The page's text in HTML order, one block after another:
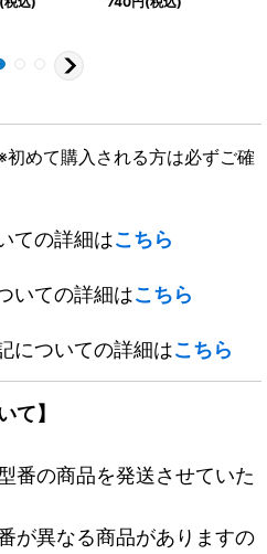
初めて購入される方は必ずご確
ての詳細はこちら
いての詳細はこちら
についての詳細はこちら
て】
番の商品を発送させていた
が異なる商品がありますの